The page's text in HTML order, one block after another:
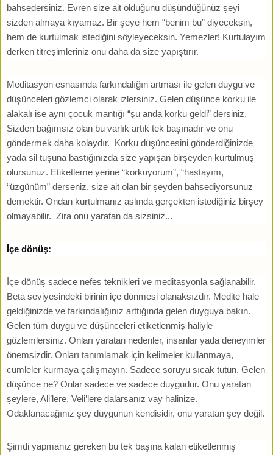
bahsedersiniz. Evren size ait olduğunu düşündüğünüz şeyi
sizden almaya kıyamaz. Bir şeye hem “benim bu” diyeceksin,
hem de kurtulmak istediğini söyleyeceksin. Yemezler! Kurtulayım
derken titreşimleriniz onu daha da size yapıştırır.
Meditasyon esnasında farkındalığın artması ile gelen duygu ve
düşünceleri gözlemci olarak izlersiniz. Gelen düşünce korku ile
alakalı ise aynı çocuk mantığı “şu anda korku geldi” dersiniz.
Sizden bağımsız olan bu varlık artık tek başınadır ve onu
göndermek daha kolaydır. Korku düşüncesini gönderdiğinizde
yada sil tuşuna bastığınızda size yapışan birşeyden kurtulmuş
olursunuz. Etiketleme yerine “korkuyorum”, “hastayım,
“üzgünüm” derseniz, size ait olan bir şeyden bahsediyorsunuz
demektir. Ondan kurtulmanız aslında gerçekten istediğiniz birşey
olmayabilir. Zira onu yaratan da sizsiniz...
İçe dönüş:
İçe dönüş sadece nefes teknikleri ve meditasyonla sağlanabilir.
Beta seviyesindeki birinin içe dönmesi olanaksızdır. Medite hale
geldiğinizde ve farkındalığınız arttığında gelen duyguya bakın.
Gelen tüm duygu ve düşünceleri etiketlenmiş haliyle
gözlemlersiniz. Onları yaratan nedenler, insanlar yada deneyimler
önemsizdir. Onları tanımlamak için kelimeler kullanmaya,
cümleler kurmaya çalışmayın. Sadece soruyu sıcak tutun. Gelen
düşünce ne? Onlar sadece ve sadece duygudur. Onu yaratan
şeylere, Ali’lere, Veli’lere dalarsanız vay halinize.
Odaklanacağınız şey duygunun kendisidir, onu yaratan şey değil.
Şimdi yapmanız gereken bu tek başına kalan etiketlenmiş